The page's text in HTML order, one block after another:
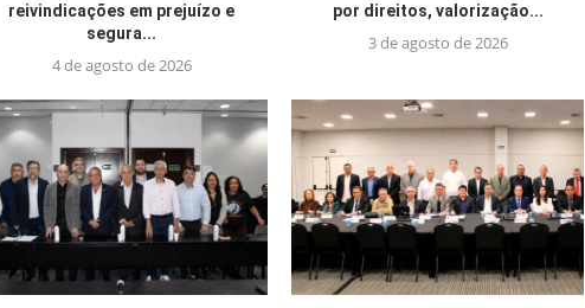
reivindicações em prejuízo e
segura...
4 de agosto de 2026
por direitos, valorização...
3 de agosto de 2026